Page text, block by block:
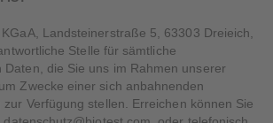
Landsteinerstraße 5, 63303 Dreieich,
Stelle für sämtliche
Daten, die Sie uns im Rahmen unserer
Zwecke einer sich anbahnenden
Verfügung stellen. Erreichen können Sie